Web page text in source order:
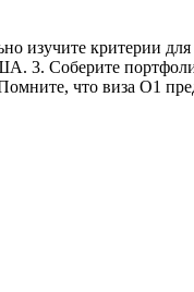
изучите критерии
3. Соберите
что виза O1